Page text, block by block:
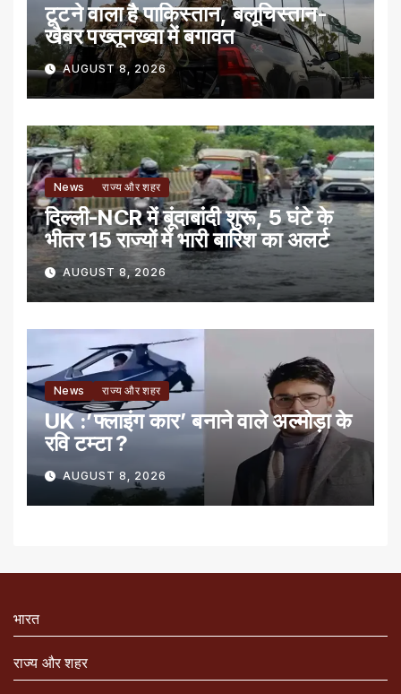
टूटने वाला है पाकिस्तान, बलूचिस्तान-
खैबर पख्तूनख्वा में बगावत
AUGUST 8, 2026
News राज्य और शहर
दिल्ली-NCR में बूंदाबांदी शुरू, 5 घंटे के
भीतर 15 राज्यों में भारी बारिश का अलर्ट
AUGUST 8, 2026
News राज्य और शहर
UK :’फ्लाइंग कार’ बनाने वाले अल्मोड़ा के
रवि टम्टा ?
AUGUST 8, 2026
भारत
राज्य और शहर